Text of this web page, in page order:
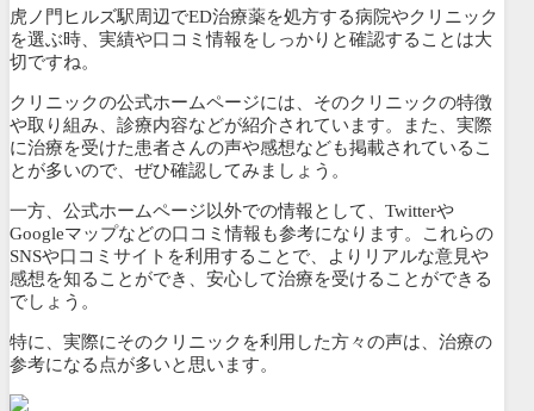
虎ノ門ヒルズ駅周辺でED治療薬を処方する病院やクリニック
を選ぶ時、実績や口コミ情報をしっかりと確認することは大
切ですね。
クリニックの公式ホームページには、そのクリニックの特徴
や取り組み、診療内容などが紹介されています。また、 実際
に治療を受けた患者さんの声や感想なども掲載されているこ
とが多いので、ぜひ確認してみましょう。
一方、公式ホームページ以外での情報として、Twitterや
Googleマップなどの口コミ情報も参考になります。これらの
SNSや口コミサイトを利用することで、よりリアルな意見や
感想を知ることができ、安心して治療を受けることができる
でしょう。
特に、実際にそのクリニックを利用した方々の声は、治療の
参考になる点が多いと思います。